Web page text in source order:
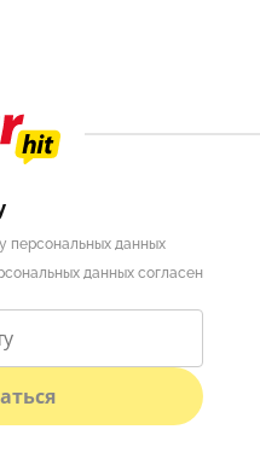
персональных данных
данных согласен